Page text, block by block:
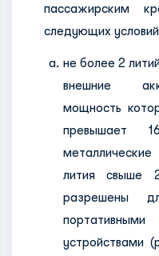
пассажирским
следующих
не более 2
внешние
мощность
превышает
лития
разрешены
устройствами